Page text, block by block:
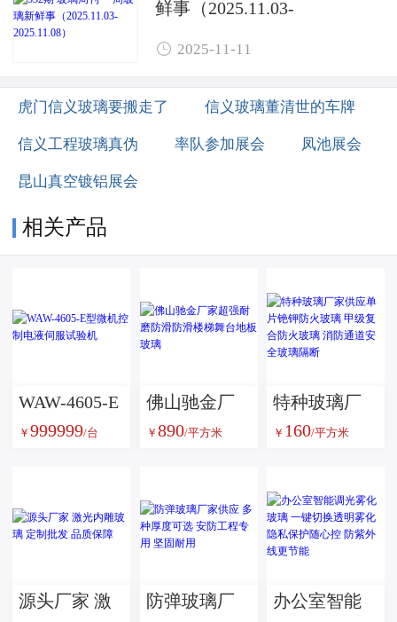
鲜事（2025.11.03-
 2025-11-11
虎门信义玻璃要搬走了 信义玻璃董清世的车牌
信义工程玻璃真伪 率队参加展会 凤池展会
昆山真空镀铝展会
相关产品
WAW-4605-E
型微机控制
￥ 999999/台
佛山驰金厂
家超强耐磨
玻璃
￥ 890/平方米
特种玻璃厂
家供应单片
璃 甲级复合
防火玻璃 消
防通道安全
￥ 160/平方米
源头厂家 激
防弹玻璃厂
办公室智能